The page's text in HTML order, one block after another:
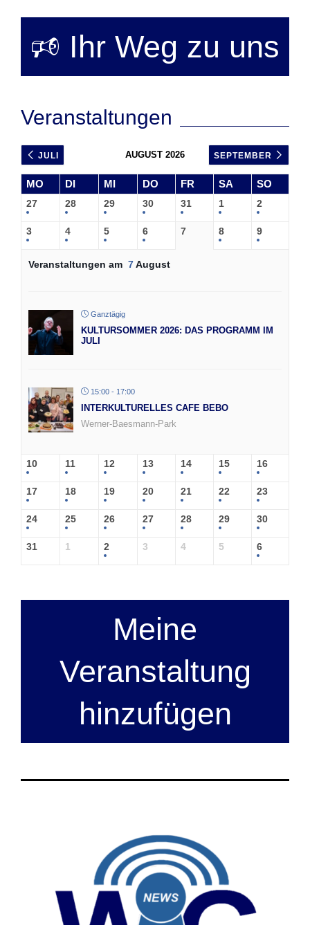
🕫 Ihr Weg zu uns
Veranstaltungen
JULI AUGUST 2026 SEPTEMBER
MO DI MI DO FR SA SO
27 28 29 30 31 1 2
3 4 5 6 7 8 9
Veranstaltungen am 7August
Ganztägig
KULTURSOMMER 2026: DAS PROGRAMM IM
JULI
15:00 - 17:00
INTERKULTURELLES CAFE BEBO
Werner-Baesmann-Park
10 11 12 13 14 15 16
17 18 19 20 21 22 23
24 25 26 27 28 29 30
31 1 2 3 4 5 6
Meine
Veranstaltung
hinzufügen